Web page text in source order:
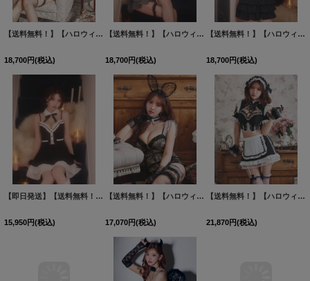
【送料無料！】【ハロウィン】ストライプオフショルダー ティアードバニーフリルリボン【コスプレ6点SET】【XS-Mサイズ】【予約/9月下旬発送予定】[OF03]三上悠亜着用
18,700円(税込)
【送料無料！】【ハロウィン】ストライプオフショルダー ティアードバニーフリルリボン【コスプレ6点SET】【XS-Mサイズ】【予約/9月下旬発送予定】[OF03]ももか着用
18,700円(税込)
【送料無料！】【ハロウィン】ストライプオフショルダー ティアードバニーフリルリボン【コスプレ6点SET】【XS-Mサイズ】【予約/9月下旬発送予定】[OF03]ももか着用
18,700円(税込)
【即日発送】【送料無料！】【ハロウィン】クラシカルバニーセットアップ【コスプレ7点SET】【XS-Mサイズ】[OF04]ももか着用
15,950円(税込)
【送料無料！】【ハロウィン】セクシーレースガーター付きバニーコスプレ【コスプレ6点SET】【XS-Mサイズ】【予約/9月下旬発送予定】[OF03]三上悠亜着用
17,070円(税込)
【送料無料！】【ハロウィン】リボンヘッドレースアップゴシックメイドコスプレ【コスプレ5点SET】【XS-Lサイズ】【予約/10月上旬発送予定】[OF03]三上悠亜着用
21,870円(税込)